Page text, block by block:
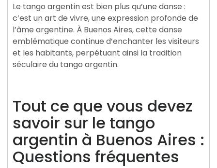
Le tango argentin est bien plus qu’une danse :
c’est un art de vivre, une expression profonde de
l’âme argentine. À Buenos Aires, cette danse
emblématique continue d’enchanter les visiteurs
et les habitants, perpétuant ainsi la tradition
séculaire du tango argentin.
Tout ce que vous devez
savoir sur le tango
argentin à Buenos Aires :
Questions fréquentes